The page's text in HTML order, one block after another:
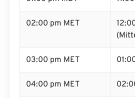
02:00 pm MET
03:00 pm MET
04:00 pm MET